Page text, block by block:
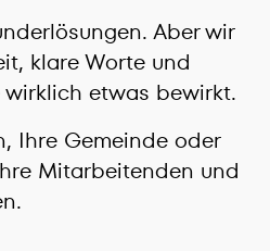
Aber wir
klare Worte und
etwas bewirkt.
Ihre Gemeinde oder
Mitarbeitenden und